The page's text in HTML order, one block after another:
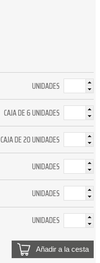
UNIDADES
CAJA DE 6 UNIDADES
CAJA DE 20 UNIDADES
UNIDADES
UNIDADES
UNIDADES
Añadir a la cesta